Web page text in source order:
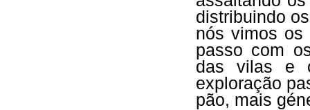
distribuindo
nós vimos os
passo com
das vilas e
exploração
pão, mais